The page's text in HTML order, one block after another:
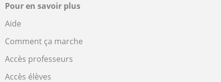
Pour en savoir plus
Aide
Comment ça marche
Accès professeurs
Accès élèves